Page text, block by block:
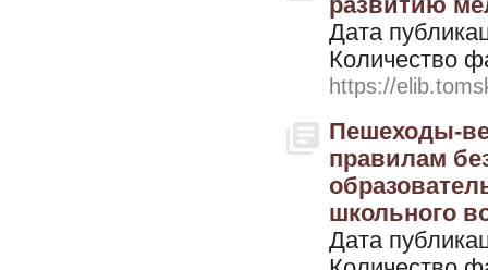
развитию
Дата
Количество
https://
Пешеходы-
правилам
школьного
Дата